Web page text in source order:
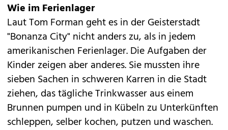
Wie im Ferienlager
Laut Tom Forman geht es in der Geisterstadt
"Bonanza City" nicht anders zu, als in jedem
amerikanischen Ferienlager. Die Aufgaben der
Kinder zeigen aber anderes. Sie mussten ihre
sieben Sachen in schweren Karren in die Stadt
ziehen, das tägliche Trinkwasser aus einem
Brunnen pumpen und in Kübeln zu Unterkünften
schleppen, selber kochen, putzen und waschen.